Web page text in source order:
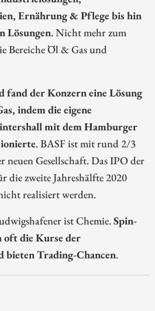
Ernährung & Pflege bis hin
Lösungen. Nicht mehr zum
Bereiche Öl & Gas und
fand der Konzern eine Lösung
indem die eigene
mit dem Hamburger
. BASF ist mit rund 2/3
neuen Gesellschaft. Das IPO der
die zweite Jahreshälfte 2020
realisiert werden.
ist Chemie.Spin-
oft die Kurse der
bieten Trading-Chancen.